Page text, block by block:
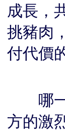
成長，
挑豬肉
付代價
哪一
方的激